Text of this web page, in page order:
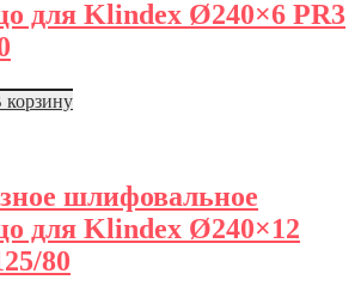
для Klindex Ø240×6 PR3
корзину
шлифовальное
для Klindex Ø240×12
80